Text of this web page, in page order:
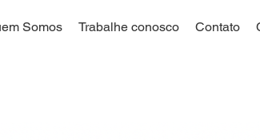
Somos Trabalhe conosco Contato